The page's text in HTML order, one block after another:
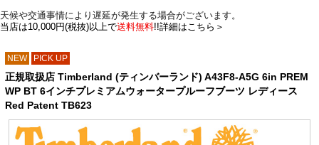
天候や交通事情により遅延が発生する場合がございます。
当店は10,000円(税抜)以上で送料無料!!詳細はこちら＞
NEW PICK UP
正規取扱店 Timberland (ティンバーランド) A43F8-A5G 6in PREM
WP BT 6インチプレミアムウォータープルーフブーツ レディース
Red Patent TB623